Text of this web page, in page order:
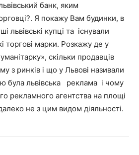
банк, яким
Я покажу Вам будинки, в
львівські купці та існували
торгові марки. Розкажу де у
скільки продавців
з ринків і що у Львові називали
була львівська реклама і чому
рекламного агентства на площі
не з цим видом діяльності.